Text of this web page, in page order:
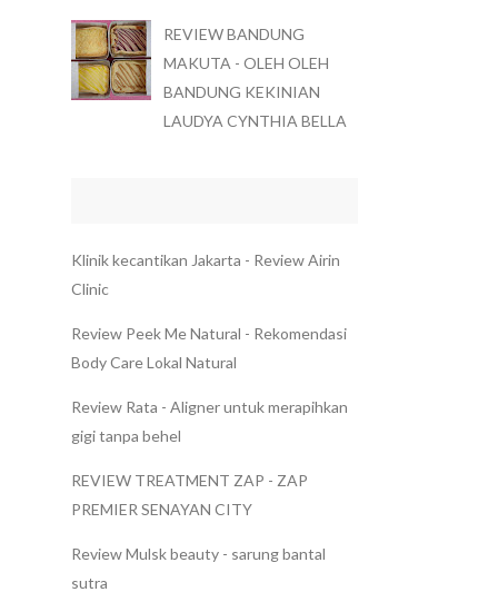
REVIEW BANDUNG
MAKUTA - OLEH OLEH
BANDUNG KEKINIAN
LAUDYA CYNTHIA BELLA
Klinik kecantikan Jakarta - Review Airin
Clinic
Review Peek Me Natural - Rekomendasi
Body Care Lokal Natural
Review Rata - Aligner untuk merapihkan
gigi tanpa behel
REVIEW TREATMENT ZAP - ZAP
PREMIER SENAYAN CITY
Review Mulsk beauty - sarung bantal
sutra